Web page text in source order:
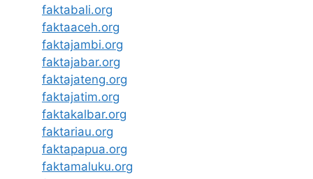
faktabali.org
faktaaceh.org
faktajambi.org
faktajabar.org
faktajateng.org
faktajatim.org
faktakalbar.org
faktariau.org
faktapapua.org
faktamaluku.org